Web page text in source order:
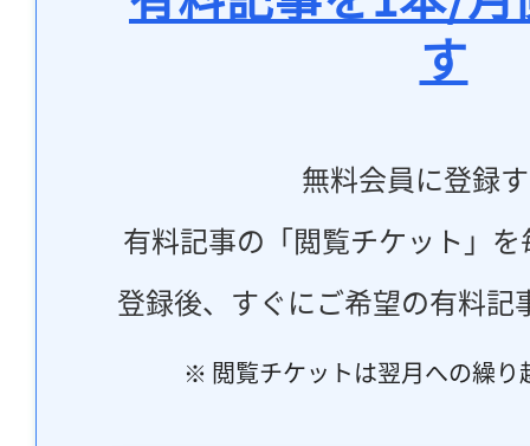
す
無料会員に登録
有料記事の「閲覧チケット」
登録後、すぐにご希望の有料記
※ 閲覧チケットは翌月への繰り